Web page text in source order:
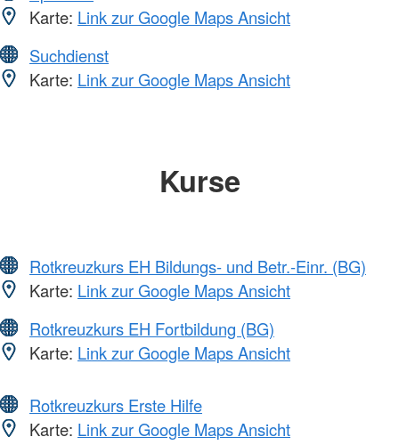
Karte: Link zur Google Maps Ansicht
Suchdienst
Karte: Link zur Google Maps Ansicht
Kurse
Rotkreuzkurs EH Bildungs- und Betr.-Einr. (BG)
Karte: Link zur Google Maps Ansicht
Rotkreuzkurs EH Fortbildung (BG)
Karte: Link zur Google Maps Ansicht
Rotkreuzkurs Erste Hilfe
Karte: Link zur Google Maps Ansicht